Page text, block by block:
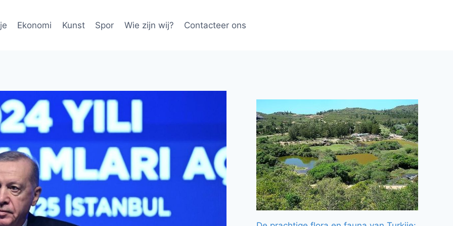
Ekonomi Kunst Spor Wie zijn wij? Contacteer ons